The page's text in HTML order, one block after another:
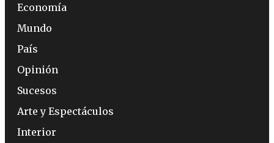
Economía
Mundo
País
Opinión
Sucesos
Arte y Espectáculos
Interior